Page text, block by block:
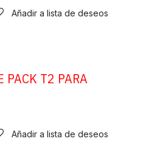
Añadir a lista de deseos
PACK T2 PARA
Añadir a lista de deseos